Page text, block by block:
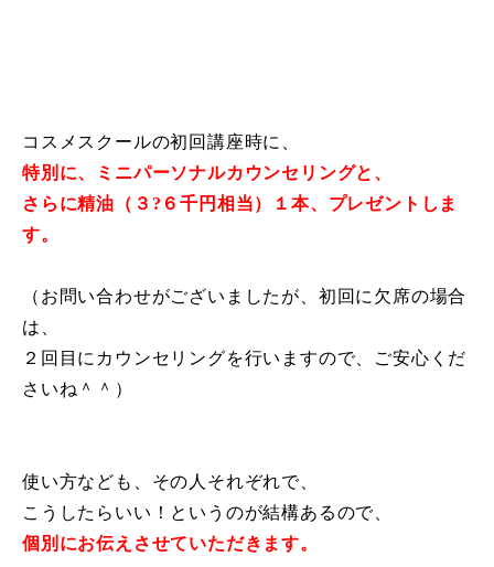
コスメスクールの初回講座時に、
特別に、ミニパーソナルカウンセリングと、
さらに精油（３?６千円相当）１本、プレゼントしま
す。
（お問い合わせがございましたが、初回に欠席の場合
は、
２回目にカウンセリングを行いますので、ご安心くだ
さいね＾＾）
使い方なども、その人それぞれで、
こうしたらいい！というのが結構あるので、
個別にお伝えさせていただきます。